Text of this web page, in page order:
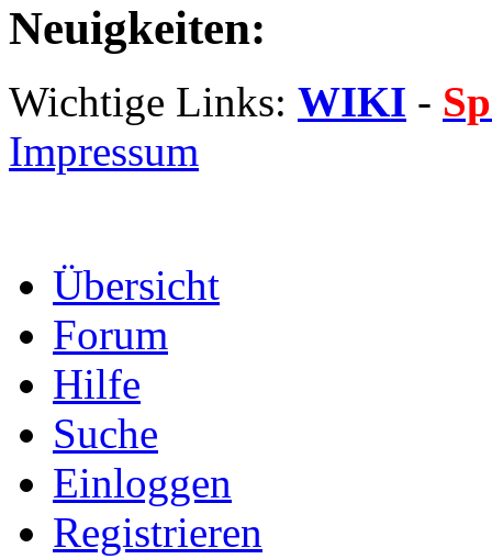
Neuigkeiten:
Wichtige Links: WIKI -
Impressum
Übersicht
Forum
Hilfe
Suche
Einloggen
Registrieren